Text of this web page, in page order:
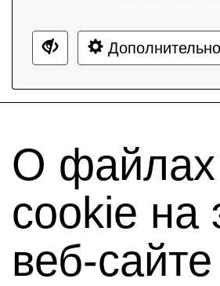
Дополнительно
О файлах
cookie на
веб-сайте